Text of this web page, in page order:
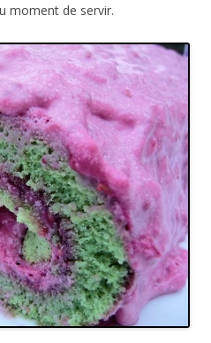
moment de servir.